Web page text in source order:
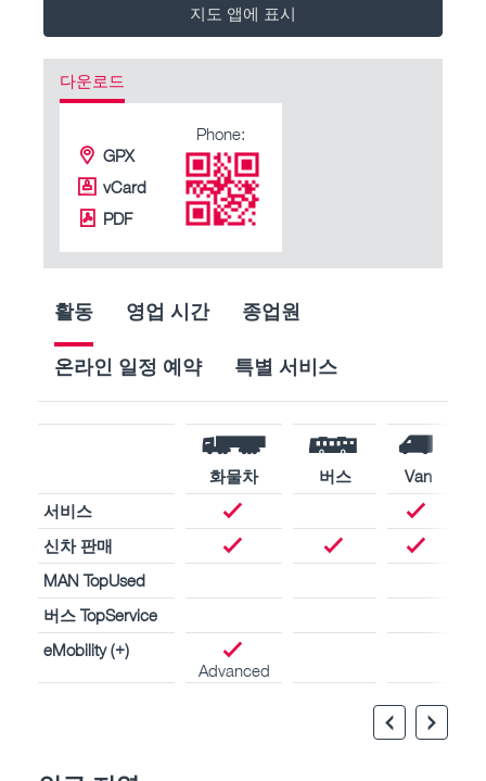
지도 앱에 표시
다운로드
GPX
vCard
PDF
Phone:
활동 영업 시간 종업원
온라인 일정 예약 특별 서비스
화물차 버스
Van
서비스
신차 판매
MAN TopUsed
버스 TopService
eMobility (+)
Advanced